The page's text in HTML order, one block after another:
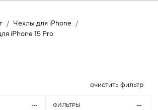
Чехлы для iPhone
iPhone 15 Pro
очистить фильтр
ФИЛЬТРЫ